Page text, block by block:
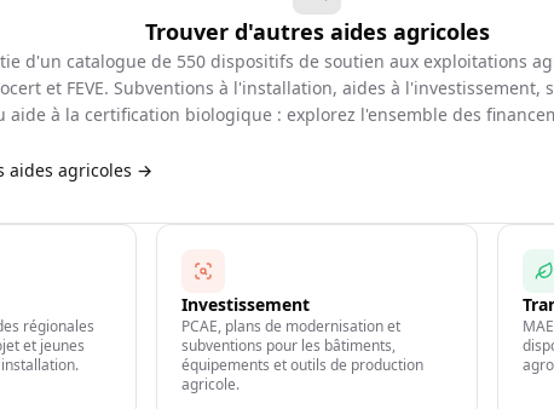
Trouver d'autres aides agricoles
d'un catalogue de 550 dispositifs de soutien aux exploitations
et FEVE. Subventions à l'installation, aides à l'investissement,
aide à la certification biologique : explorez l'ensemble des
aides agricoles →
régionales
et jeunes
Investissement
PCAE, plans de modernisation et
subventions pour les bâtiments,
équipements et outils de production
agricole.